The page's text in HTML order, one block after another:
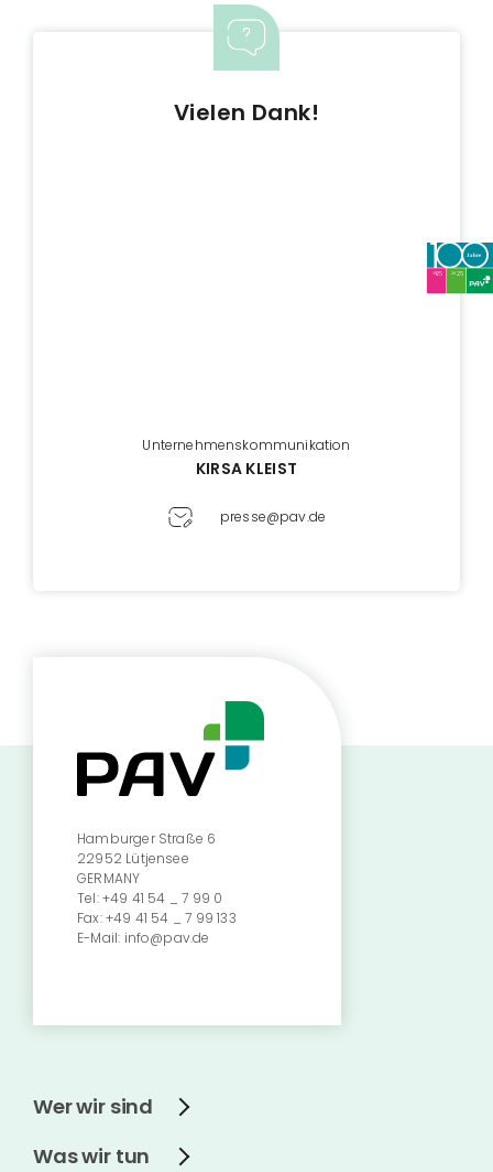
Vielen Dank!
Unternehmenskommunikation
KIRSA KLEIST
presse@pav.de
Hamburger Straße 6
22952 Lütjensee
GERMANY
Tel:+49 41 54 _ 7 99 0
Fax:+49 41 54 _ 7 99 133
E-Mail: info@pav.de
Wer wir sind
Was wir tun